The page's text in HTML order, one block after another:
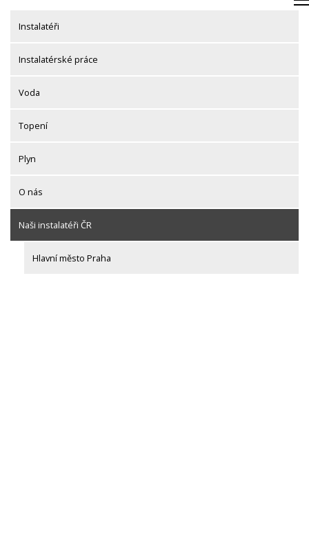
contentInstalatéři
Instalatérské práce
Voda
Topení
Plyn
O nás
Naši instalatéři ČR
Hlavní město Praha